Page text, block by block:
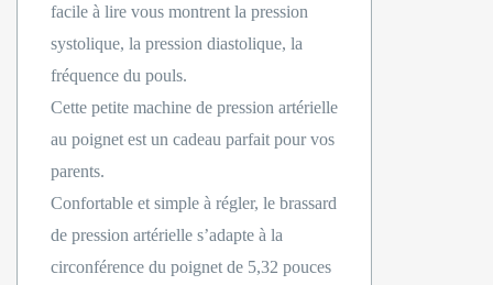
facile à lire vous montrent la pression
systolique, la pression diastolique, la
fréquence du pouls.
Cette petite machine de pression artérielle
au poignet est un cadeau parfait pour vos
parents.
Confortable et simple à régler, le brassard
de pression artérielle s’adapte à la
circonférence du poignet de 5,32 pouces